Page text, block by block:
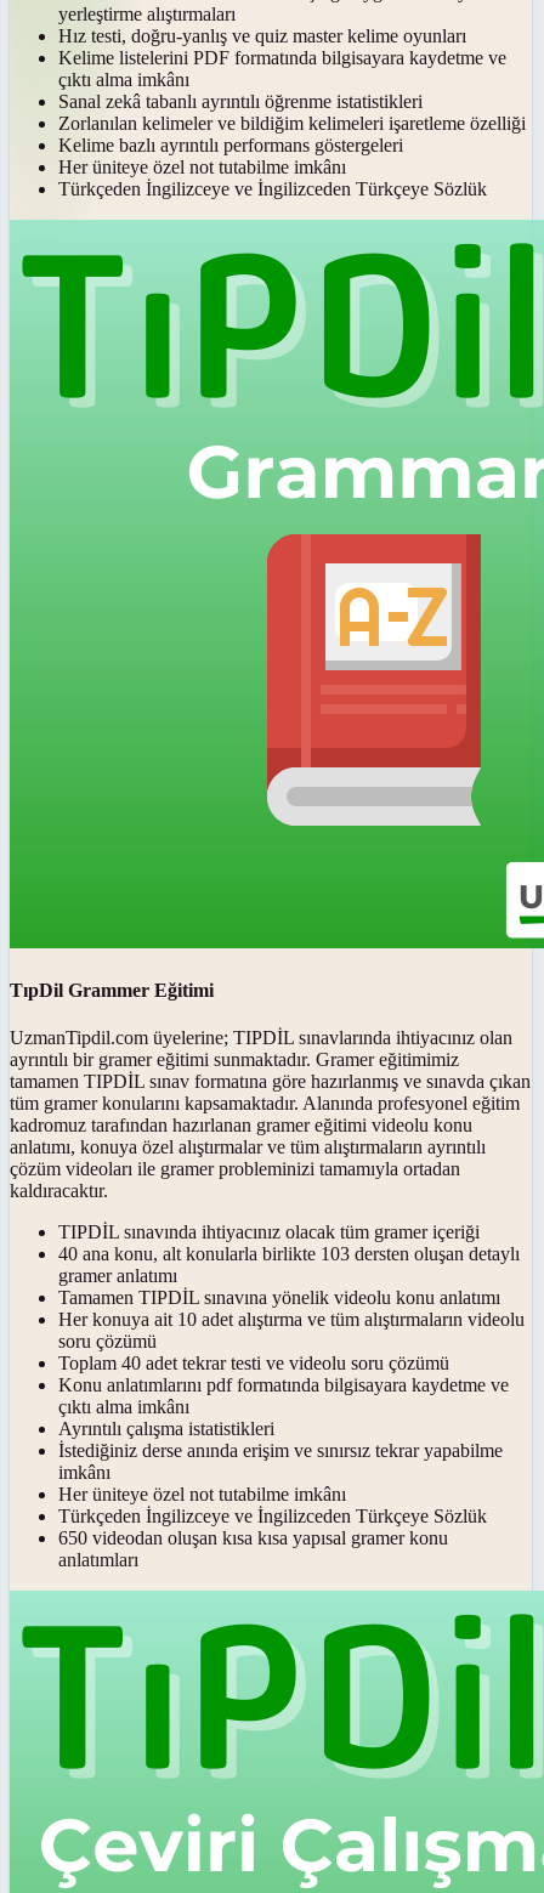
yerleştirme alıştırmaları
Hız testi, doğru-yanlış ve quiz master kelime oyunları
Kelime listelerini PDF formatında bilgisayara kaydetme ve
çıktı alma imkânı
Sanal zekâ tabanlı ayrıntılı öğrenme istatistikleri
Zorlanılan kelimeler ve bildiğim kelimeleri işaretleme özelliği
Kelime bazlı ayrıntılı performans göstergeleri
Her üniteye özel not tutabilme imkânı
Türkçeden İngilizceye ve İngilizceden Türkçeye Sözlük
TıpDil Grammer Eğitimi
UzmanTipdil.com üyelerine; TIPDİL sınavlarında ihtiyacınız olan
ayrıntılı bir gramer eğitimi sunmaktadır. Gramer eğitimimiz
tamamen TIPDİL sınav formatına göre hazırlanmış ve sınavda çıkan
tüm gramer konularını kapsamaktadır. Alanında profesyonel eğitim
kadromuz tarafından hazırlanan gramer eğitimi videolu konu
anlatımı, konuya özel alıştırmalar ve tüm alıştırmaların ayrıntılı
çözüm videoları ile gramer probleminizi tamamıyla ortadan
kaldıracaktır.
TIPDİL sınavında ihtiyacınız olacak tüm gramer içeriği
40 ana konu, alt konularla birlikte 103 dersten oluşan detaylı
gramer anlatımı
Tamamen TIPDİL sınavına yönelik videolu konu anlatımı
Her konuya ait 10 adet alıştırma ve tüm alıştırmaların videolu
soru çözümü
Toplam 40 adet tekrar testi ve videolu soru çözümü
Konu anlatımlarını pdf formatında bilgisayara kaydetme ve
çıktı alma imkânı
Ayrıntılı çalışma istatistikleri
İstediğiniz derse anında erişim ve sınırsız tekrar yapabilme
imkânı
Her üniteye özel not tutabilme imkânı
Türkçeden İngilizceye ve İngilizceden Türkçeye Sözlük
650 videodan oluşan kısa kısa yapısal gramer konu
anlatımları